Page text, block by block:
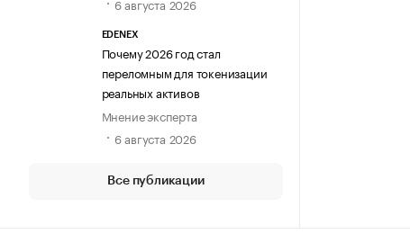
EDENEX
Почему 2026 год стал
переломным для токенизации
реальных активов
Мнение эксперта
6 августа 2026
Все публикации